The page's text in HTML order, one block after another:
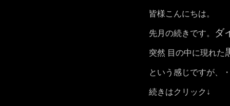
皆様こんにちは。
先月の続きです。 ダ
突然 目の中に現れた
という感じですが、
続きはクリック↓